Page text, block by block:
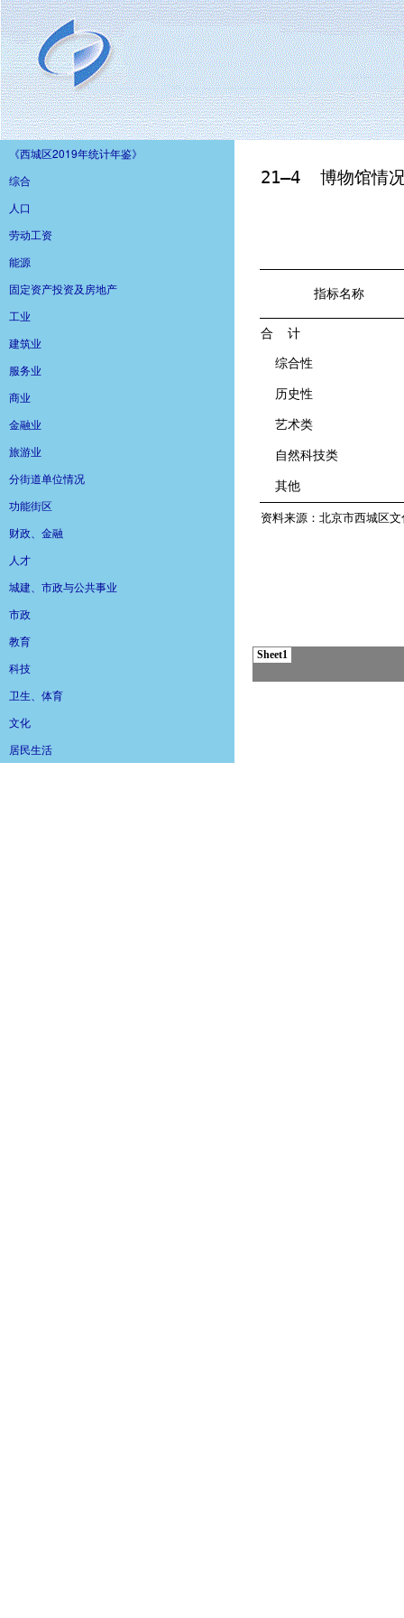
《西城区2019年统计年鉴》
综合
人口
劳动工资
能源
固定资产投资及房地产
工业
建筑业
服务业
商业
金融业
旅游业
分街道单位情况
功能街区
财政、金融
人才
城建、市政与公共事业
市政
教育
科技
卫生、体育
文化
居民生活